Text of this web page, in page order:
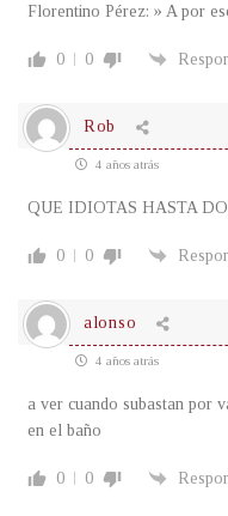
Florentino Pérez: » A por
0 0
Rob
4 años atrás
QUE IDIOTAS HASTA
0 0
alonso
4 años atrás
a ver cuando subastan por
en el baño
0 0